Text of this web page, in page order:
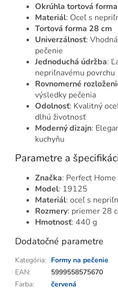
Okrúhla tortová forma
Materiál: Oceľ s
Tortová forma 28 cm
Univerzálnosť:
pečenie
Jednoduchá údržba:
nepriľnavému povrchu
Rovnomerné
výsledky pečenia
Odolnosť: Kvalitný
dlhú životnosť
Moderný dizajn:
kuchyňu
Parametre a
Značka: Perfect Home
Model: 19125
Materiál: oceľ s
Rozmery: priemer 28
Hmotnosť: 440 g
Dodatočné parametre
Kategória: Formy na pečenie
EAN:
5999558575670
Farba: červená